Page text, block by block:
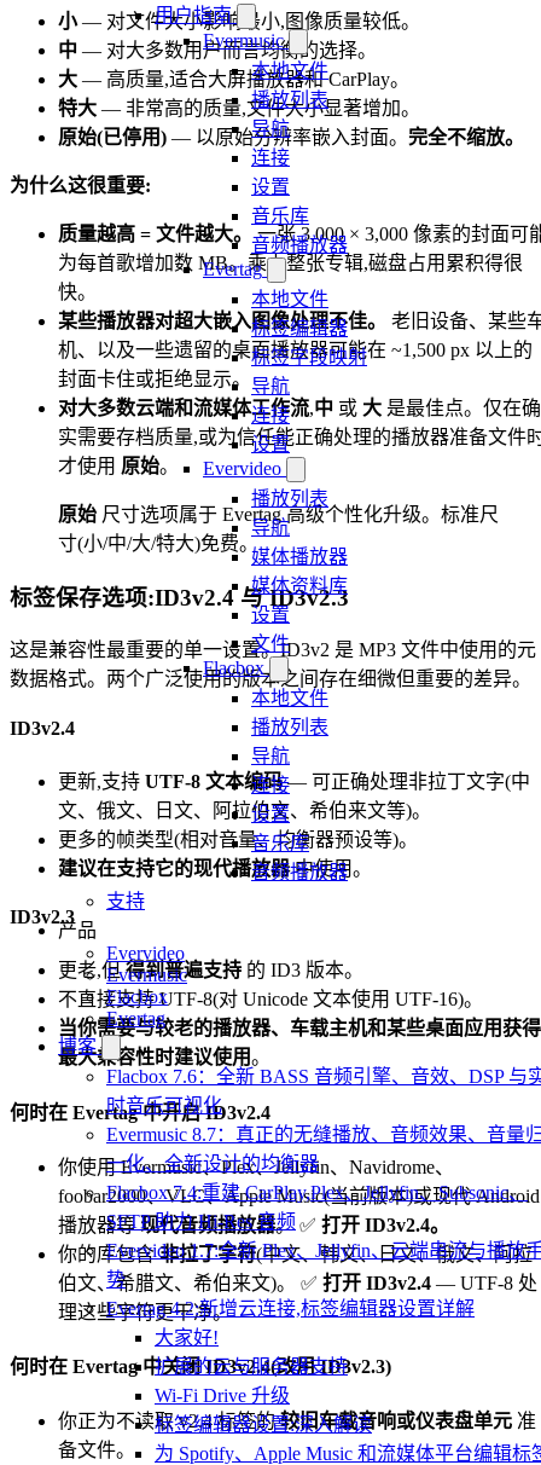
用户指南
Evermusic
本地文件
播放列表
导航
连接
设置
音乐库
音频播放器
Evertag
本地文件
标签编辑器
标签字段映射
导航
连接
设置
Evervideo
播放列表
导航
媒体播放器
媒体资料库
设置
文件
Flacbox
本地文件
播放列表
导航
连接
设置
音乐库
音频播放器
支持
产品
Evervideo
Evermusic
Flacbox
Evertag
博客
Flacbox 7.6：全新 BASS 音频引擎、音效、DSP 与
时音乐可视化
Evermusic 8.7：真正的无缝播放、音频效果、音量
一化、全新设计的均衡器
Flacbox 7.4:重建 CarPlay,Plex、Jellyfin、Subsonic、
SFTP 助力 Hi-Res 音频
Evervideo 1.7:全新 Plex、Jellyfin、云端串流与播放
势
Evertag 4.2:新增云连接,标签编辑器设置详解
大家好!
扩展的云与服务器支持
Wi-Fi Drive 升级
标签编辑器设置:深入解读
为 Spotify、Apple Music 和流媒体平台编辑标
小— 对文件大小影响最小,图像质量较低。
中 — 对大多数用户而言均衡的选择。
大 — 高质量,适合大屏播放器和 CarPlay。
特大 — 非常高的质量,文件大小显著增加。
原始(已停用) — 以原始分辨率嵌入封面。 完全不缩放。
为什么这很重要:
质量越高 = 文件越大。 一张 3,000 × 3,000 像素的封面可
为每首歌增加数 MB。乘上整张专辑,磁盘占用累积得很
快。
某些播放器对超大嵌入图像处理不佳。
老旧设备、某些
机、以及一些遗留的桌面播放器可能在 ~1,500 px 以上的
封面卡住或拒绝显示。
对大多数云端和流媒体工作流,中 或 大 是最佳点。仅在确
实需要存档质量,或为信任能正确处理的播放器准备文件
才使用 原始。
原始 尺寸选项属于 Evertag 高级个性化升级。标准尺
寸(小/中/大/特大)免费。
标签保存选项:ID3v2.4 与 ID3v2.3
这是兼容性最重要的单一设置。ID3v2 是 MP3 文件中使用的元
数据格式。两个广泛使用的版本之间存在细微但重要的差异。
ID3v2.4
更新,支持 UTF-8 文本编码— 可正确处理非拉丁文字(中
文、俄文、日文、阿拉伯文、希伯来文等)。
更多的帧类型(相对音量、均衡器预设等)。
建议在支持它的现代播放器中使用。
ID3v2.3
更老,但得到普遍支持 的 ID3 版本。
不直接支持 UTF-8(对 Unicode 文本使用 UTF-16)。
当你需要与较老的播放器、车载主机和某些桌面应用获得
最大兼容性时建议使用。
何时在 Evertag 中开启 ID3v2.4
你使用 Evermusic、Plex、Jellyfin、Navidrome、
foobar2000、VLC、Apple Music(当前版本)或现代 Android
播放器等现代音频播放器。 ✅ 打开 ID3v2.4。
你的库包含非拉丁字符(中文、韩文、日文、俄文、阿拉
伯文、希腊文、希伯来文)。 ✅ 打开 ID3v2.4 — UTF-8 处
理这些字符更干净。
何时在 Evertag 中关闭 ID3v2.4(改用 ID3v2.3)
你正为不读取 v2.4 标签的较旧车载音响或仪表盘单元 准
备文件。